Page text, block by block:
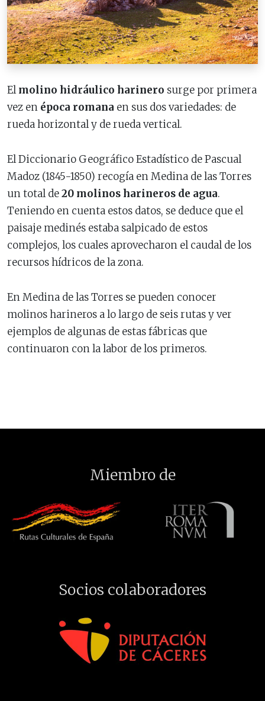
Elmolino hidráulico harinero surge por primera
vez en época romana en sus dos variedades: de
rueda horizontal y de rueda vertical.
El Diccionario Geográfico Estadístico de Pascual
Madoz (1845-1850) recogía en Medina de las Torres
un total de20 molinos harineros de agua.
Teniendo en cuenta estos datos, se deduce que el
paisaje medinés estaba salpicado de estos
complejos, los cuales aprovecharon el caudal de los
recursos hídricos de la zona.
En Medina de las Torres se pueden conocer
molinos harineros a lo largo de seis rutas y ver
ejemplos de algunas de estas fábricas que
continuaron con la labor de los primeros.
Miembro de
Socios colaboradores